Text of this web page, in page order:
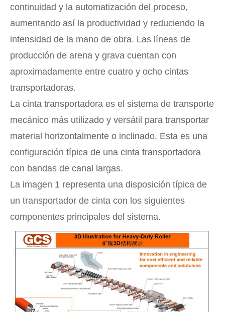
continuidad y la automatización del proceso,
aumentando así la productividad y reduciendo la
intensidad de la mano de obra. Las líneas de
producción de arena y grava cuentan con
aproximadamente entre cuatro y ocho cintas
transportadoras.
La cinta transportadora es el sistema de transporte
mecánico más utilizado y versátil para transportar
material horizontalmente o inclinado. Esta es una
configuración típica de una cinta transportadora
con bandas de canal largas.
La imagen 1 representa una disposición típica de
un transportador de cinta con los siguientes
componentes principales del sistema.